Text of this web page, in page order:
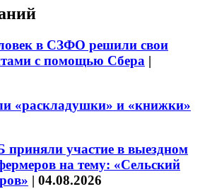
в СЗФО решили свои
с помощью Сбера |
«раскладушки» и «книжки»
участие в выездном
на тему: «Сельский
| 04.08.2026